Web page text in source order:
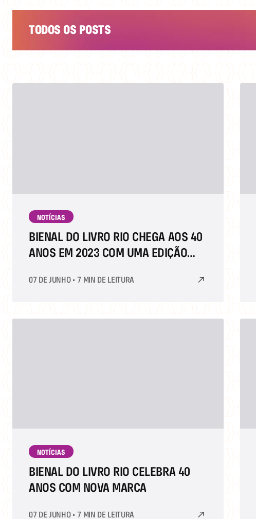
TODOS OS POSTS
NOTÍCIAS
BIENAL DO LIVRO RIO CHEGA AOS 40
ANOS EM 2023 COM UMA EDIÇÃO
07 DE JUNHO •7 MIN DE LEITURA
NOTÍCIAS
BIENAL DO LIVRO RIO CELEBRA 40
ANOS COM NOVA MARCA
07 DE JUNHO •7 MIN DE LEITURA